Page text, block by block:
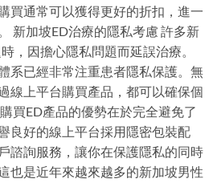
買通常可以獲得更好的折扣，進一
新加坡ED治療的隱私考慮 許多新
，因擔心隱私問題而延誤治療。
系已經非常注重患者隱私保護。無
線上平台購買產品，都可以確保個
買ED產品的優勢在於完全避免了
良好的線上平台採用隱密包裝配
諮詢服務，讓你在保護隱私的同時
也是近年來越來越多的新加坡男性